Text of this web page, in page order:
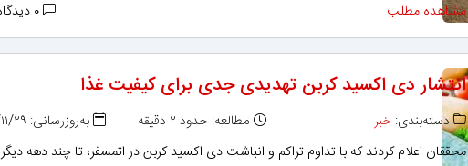
مشاهده مطلب
انتشار دی اکسید کربن تهدیدی جدی برای کیفیت غذا
دسته‌بندی: خبر مطالعه: حدود ۲ دقیقه
به‌روزرسانی: ۱۳۹۸/۱۱/۲۹
محققان اعلام کردند که با تداوم تراکم و انباشت دی اکسید کربن در اتمسفر، تا چند دهه دیگر